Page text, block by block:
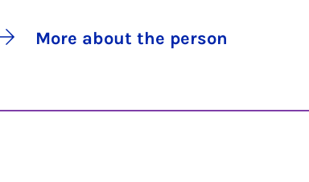
More about the person